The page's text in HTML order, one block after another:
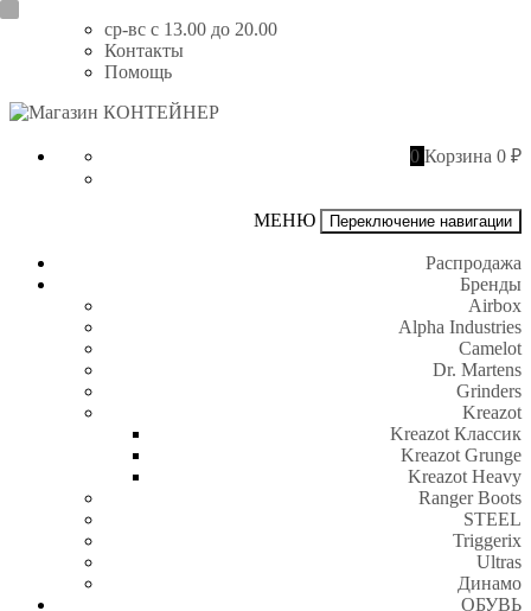
содержимому
ср-вс с 13.00 до 20.00
Контакты
Помощь
КОНТЕЙНЕР
0 Корзина 0 ₽
МЕНЮ Переключение навигации
Распродажа
Бренды
Airbox
Alpha Industries
Camelot
Dr. Martens
Grinders
Kreazot
Kreazot Классик
Kreazot Grunge
Kreazot Heavy
Ranger Boots
STEEL
Triggerix
Ultras
Динамо
ОБУВЬ